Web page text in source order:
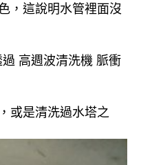
，這說明水管裡面沒
高週波清洗機 脈衝
或是清洗過水塔之